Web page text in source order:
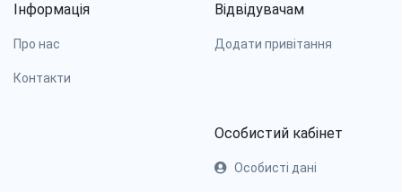
Інформація
Про нас
Контакти
Відвідувачам
Додати привітання
Особистий кабінет
Особисті дані